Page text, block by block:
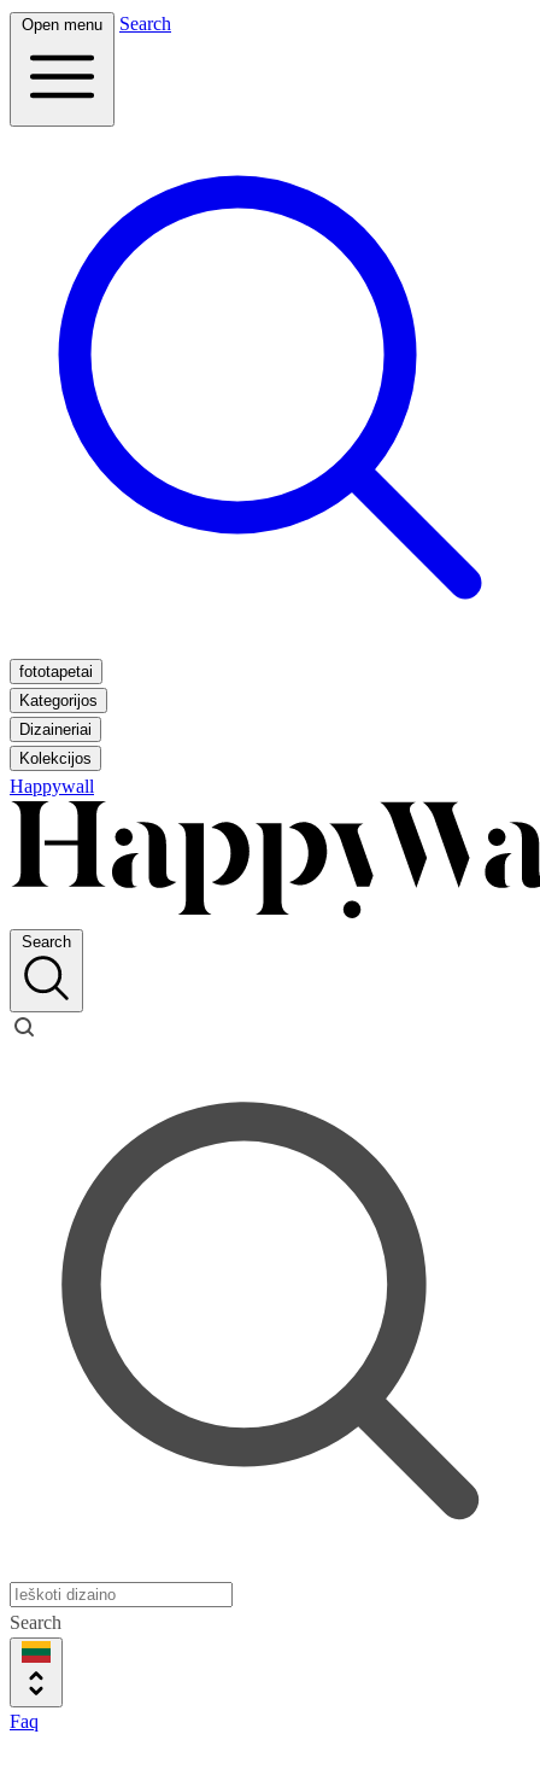
Open menu Search
fototapetai
Kategorijos
Dizaineriai
Kolekcijos
Happywall
Search
Search
Faq